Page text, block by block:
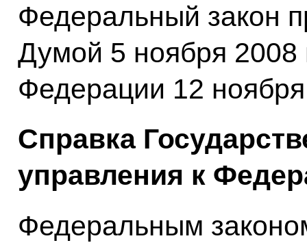
Федеральный закон
Думой 5 ноября 2008
Федерации 12
Справка
управления к
Федеральным